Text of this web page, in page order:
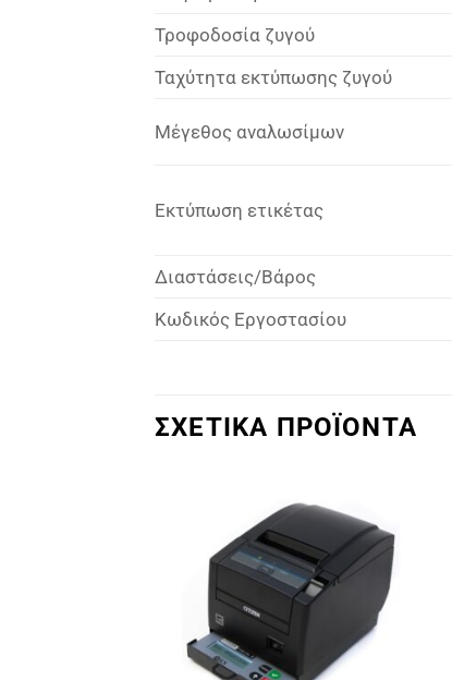
Τροφοδοσία ζυγού
Ταχύτητα εκτύπωσης ζυγού
Μέγεθος αναλωσίμων
Εκτύπωση ετικέτας
Διαστάσεις/Βάρος
Κωδικός Εργοστασίου
ΣΧΕΤΙΚΑ ΠΡΟΪΟΝΤΑ
Πρόσθήκη
στην λίστα
επιθυμιών